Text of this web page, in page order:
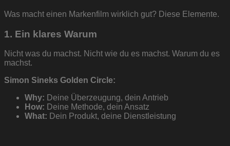
Was macht einen Markenfilm wirklich gut? Diese Elemente.
1. Ein klares Warum
Nicht was du machst. Nicht wie du es machst. Warum du es
machst.
Simon Sineks Golden Circle:
Why: Deine Überzeugung, dein Antrieb
How: Deine Methode, dein Ansatz
What: Dein Produkt, deine Dienstleistung